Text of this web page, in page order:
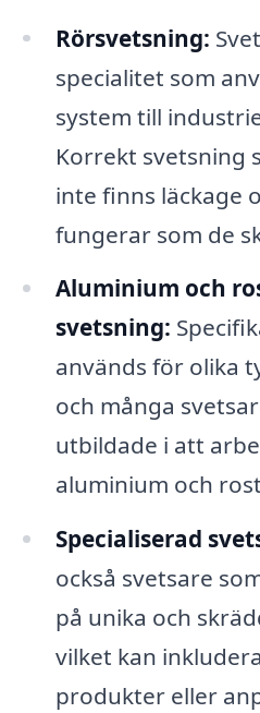
Rörsvetsning:
specialitet som
system till
Korrekt svetsning
inte finns läckage
fungerar som de
Aluminium och
svetsning:
används för olika
och många
utbildade i att
aluminium och
Specialiserad
också svetsare
på unika och
vilket kan
produkter eller